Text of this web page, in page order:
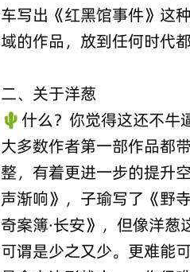
车写出《红黑馆事件》这
域的作品，放到任何时代
二、关于洋葱
🌵什么？你觉得这还不牛
大多数作者第一部作品都
整，有着更进一步的提升
声渐响》，子瑜写了《野
奇案簿·长安》，但像洋葱
可谓是少之又少。更难能